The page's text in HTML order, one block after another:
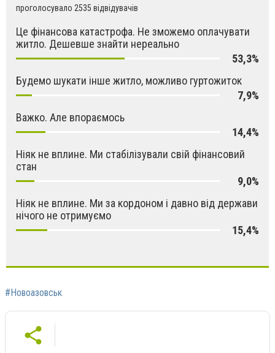
проголосувало 2535 відвідувачів
Це фінансова катастрофа. Не зможемо оплачувати
житло. Дешевше знайти нереально
53,3%
Будемо шукати інше житло, можливо гуртожиток
7,9%
Важко. Але впораємось
14,4%
Ніяк не вплине. Ми стабілізували свій фінансовий
стан
9,0%
Ніяк не вплине. Ми за кордоном і давно від держави
нічого не отримуємо
15,4%
#Новоазовськ